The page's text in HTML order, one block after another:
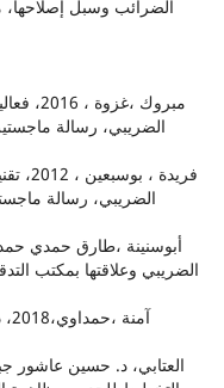
الضرائب وسبل إصلاحها،
الضريبي، رسالة
الضريبي، رسالة
الضريبي وعلاقتها بمكتب